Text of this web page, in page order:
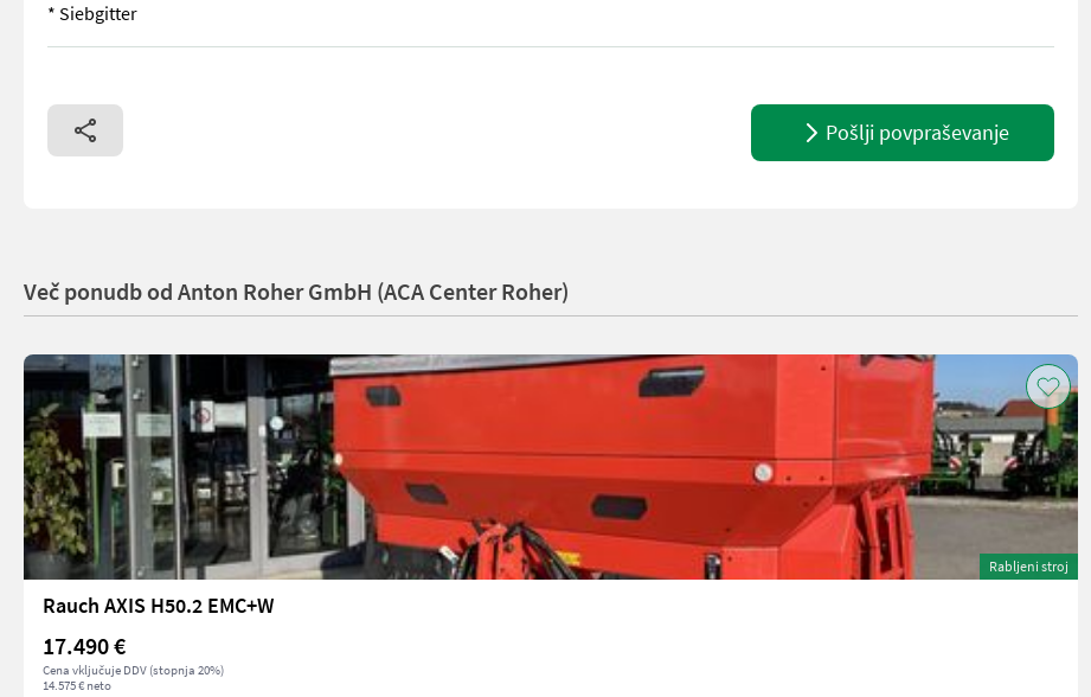
* Siebgitter
* ISOBUS * Abdeckschwenkplane * Leermeldesensoren * Drehmomentüberwachung EMC * Aufstiegsleiter * Load Sensing * Siebgitter
Pošlji povpraševanje
Več ponudb od Anton Roher GmbH (ACA Center Roher)
Rabljeni stroj
Rauch AXIS H50.2 EMC+W
17.490 €
Cena vključuje DDV (stopnja 20%)
14.575 € neto